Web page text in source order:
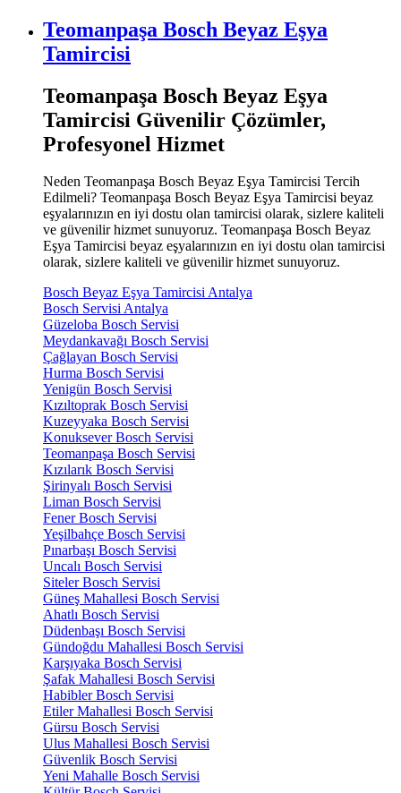
Teomanpaşa Bosch Beyaz Eşya
Tamircisi
Teomanpaşa Bosch Beyaz Eşya
Tamircisi Güvenilir Çözümler,
Profesyonel Hizmet
Neden Teomanpaşa Bosch Beyaz Eşya Tamircisi Tercih
Edilmeli? Teomanpaşa Bosch Beyaz Eşya Tamircisi beyaz
eşyalarınızın en iyi dostu olan tamircisi olarak, sizlere kaliteli
ve güvenilir hizmet sunuyoruz. Teomanpaşa Bosch Beyaz
Eşya Tamircisi beyaz eşyalarınızın en iyi dostu olan tamircisi
olarak, sizlere kaliteli ve güvenilir hizmet sunuyoruz.
Bosch Beyaz Eşya Tamircisi Antalya
Bosch Servisi Antalya
Güzeloba Bosch Servisi
Meydankavağı Bosch Servisi
Çağlayan Bosch Servisi
Hurma Bosch Servisi
Yenigün Bosch Servisi
Kızıltoprak Bosch Servisi
Kuzeyyaka Bosch Servisi
Konuksever Bosch Servisi
Teomanpaşa Bosch Servisi
Kızılarık Bosch Servisi
Şirinyalı Bosch Servisi
Liman Bosch Servisi
Fener Bosch Servisi
Yeşilbahçe Bosch Servisi
Pınarbaşı Bosch Servisi
Uncalı Bosch Servisi
Siteler Bosch Servisi
Güneş Mahallesi Bosch Servisi
Ahatlı Bosch Servisi
Düdenbaşı Bosch Servisi
Gündoğdu Mahallesi Bosch Servisi
Karşıyaka Bosch Servisi
Şafak Mahallesi Bosch Servisi
Habibler Bosch Servisi
Etiler Mahallesi Bosch Servisi
Gürsu Bosch Servisi
Ulus Mahallesi Bosch Servisi
Güvenlik Bosch Servisi
Yeni Mahalle Bosch Servisi